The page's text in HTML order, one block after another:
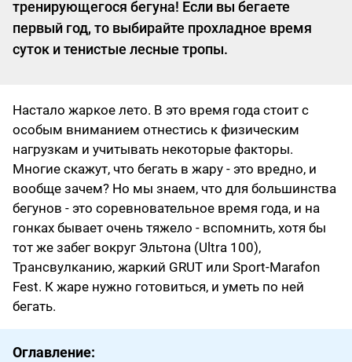
тренирующегося бегуна! Если вы бегаете
первый год, то выбирайте прохладное время
суток и тенистые лесные тропы.
Настало жаркое лето. В это время года стоит с
особым вниманием отнестись к физическим
нагрузкам и учитывать некоторые факторы.
Многие скажут, что бегать в жару - это вредно, и
вообще зачем? Но мы знаем, что для большинства
бегунов - это соревновательное время года, и на
гонках бывает очень тяжело - вспомнить, хотя бы
тот же забег вокруг Эльтона (Ultra 100),
Трансвулканию, жаркий GRUT или Sport-Marafon
Fest. К жаре нужно готовиться, и уметь по ней
бегать.
Оглавление: